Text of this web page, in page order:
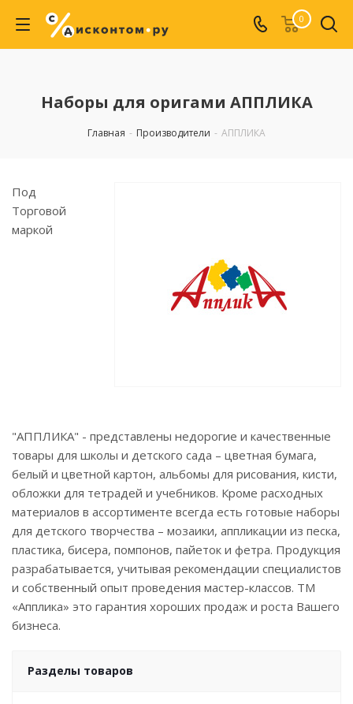
0
Наборы для оригами АППЛИКА
Главная - Производители - АППЛИКА
Под
Торговой
маркой
"АППЛИКА" - представлены недорогие и качественные
товары для школы и детского сада – цветная бумага,
белый и цветной картон, альбомы для рисования, кисти,
обложки для тетрадей и учебников. Кроме расходных
материалов в ассортименте всегда есть готовые наборы
для детского творчества – мозаики, аппликации из песка,
пластика, бисера, помпонов, пайеток и фетра. Продукция
разрабатывается, учитывая рекомендации специалистов
и собственный опыт проведения мастер-классов. ТМ
«Апплика» это гарантия хороших продаж и роста Вашего
бизнеса.
Разделы товаров